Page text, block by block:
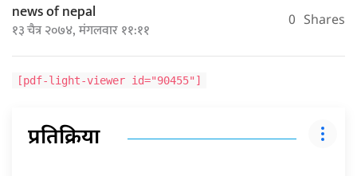
news of nepal
१३ चैत्र २०७४, मंगलवार ११:११ 0 Shares
[pdf-light-viewer id="90455"]
प्रतिक्रिया